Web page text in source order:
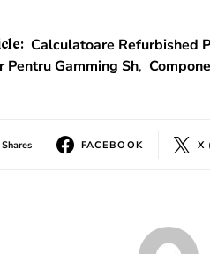
Calculatoare Refurbished
Pentru Gamming Sh,
FACEBOOK X